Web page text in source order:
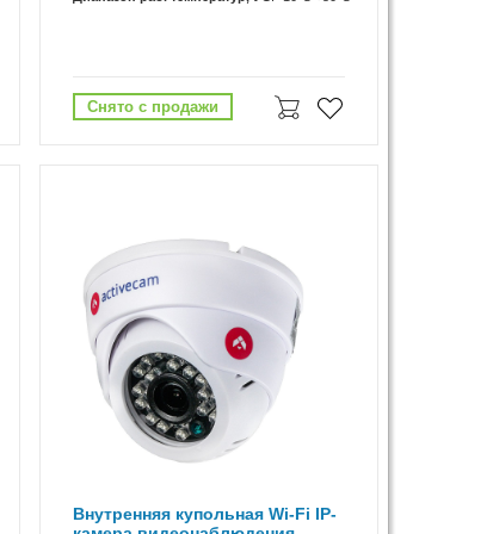
Снято с продажи
Внутренняя купольная Wi-Fi IP-